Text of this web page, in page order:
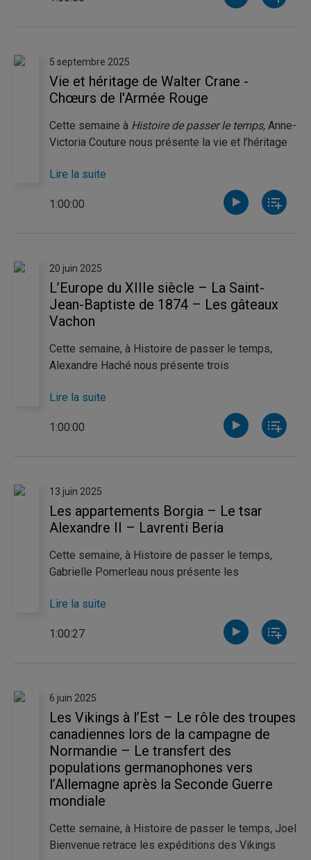
5 septembre 2025
Vie et héritage de Walter Crane -
Chœurs de l'Armée Rouge
Cette semaine à Histoire de passer le temps, Anne-
Victoria Couture nous présente la vie et l’héritage
engagé et fervent défenseur des arts décoratifs, il
laisse une empreinte considérable sur le paysage
artistique et politique de la Grande-Bretagne à la
motiver les soldats à se battre pour la Mère Patrie.
Lire la suite
1:00:00
20 juin 2025
L’Europe du XIIIe siècle – La Saint-
Jean-Baptiste de 1874 – Les gâteaux
Vachon
Cette semaine, à Histoire de passer le temps,
Alexandre Haché nous présente trois
époque où l’Europe connaît une expansion
politique, culturelle et intellectuelle sans
précédent, tandis que le monde médiéval connaît
Convention nationale des Canadiens français. Enfin,
Joel Bienvenue nous invite à découvrir l’histoire
des gâteaux Vachon, une entreprise familiale qui
connut une croissance remarquable et laissa une
empreinte significative sur le patrimoine
Lire la suite
1:00:00
13 juin 2025
Les appartements Borgia – Le tsar
Alexandre II – Lavrenti Beria
Cette semaine, à Histoire de passer le temps,
Gabrielle Pomerleau nous présente les
par Pinturicchio d’après les instructions du pape
Alexandre VI. Catherine Thibeault revient quant à
elle sur la vie du tsar de Russie Alexandre II. Bien
nous présente Lavrenti Beria. Numéro deux du
gouvernement post-stalinien pendant cent jours, il
connut lui aussi un destin tragique après avoir
tenté de réformer l’URSS.
Lire la suite
1:00:27
6 juin 2025
Les Vikings à l’Est – Le rôle des troupes
canadiennes lors de la campagne de
Normandie – Le transfert des
populations germanophones vers
l’Allemagne après la Seconde Guerre
mondiale
Cette semaine, à Histoire de passer le temps, Joel
Bienvenue retrace les expéditions des Vikings